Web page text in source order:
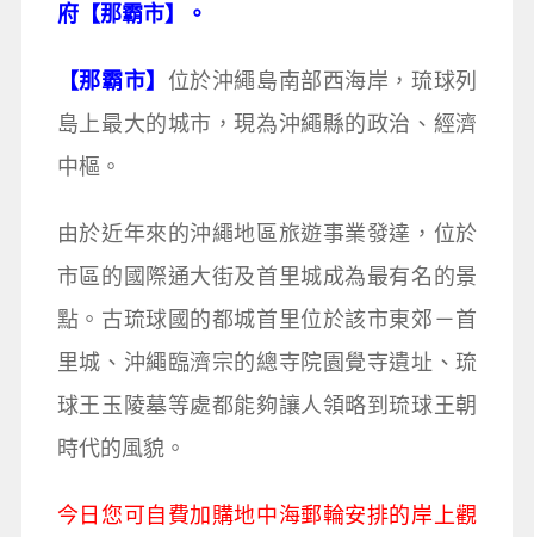
府【那霸市】。
【那霸市】 位於沖繩島南部西海岸，琉球列
島上最大的城市，現為沖繩縣的政治、經濟
中樞。
由於近年來的沖繩地區旅遊事業發達，位於
市區的國際通大街及首里城成為最有名的景
點。古琉球國的都城首里位於該市東郊－首
里城、沖繩臨濟宗的總寺院園覺寺遺址、琉
球王玉陵墓等處都能夠讓人領略到琉球王朝
時代的風貌。
今日您可自費加購地中海郵輪安排的岸上觀